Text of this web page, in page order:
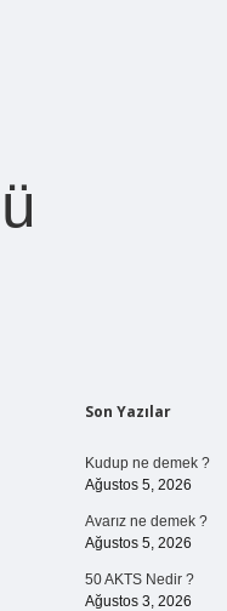
Sidebar
Son Yazılar
Kudup ne demek ?
Ağustos 5, 2026
Avarız ne demek ?
Ağustos 5, 2026
50 AKTS Nedir ?
Ağustos 3, 2026